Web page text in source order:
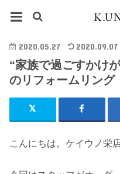
“家族で過ごすかけがえのない時間”がテ
2020.05.27 2020.09.07
“家族で過ごすかけ
のリフォームリング
こんにちは。ケイウノ栄